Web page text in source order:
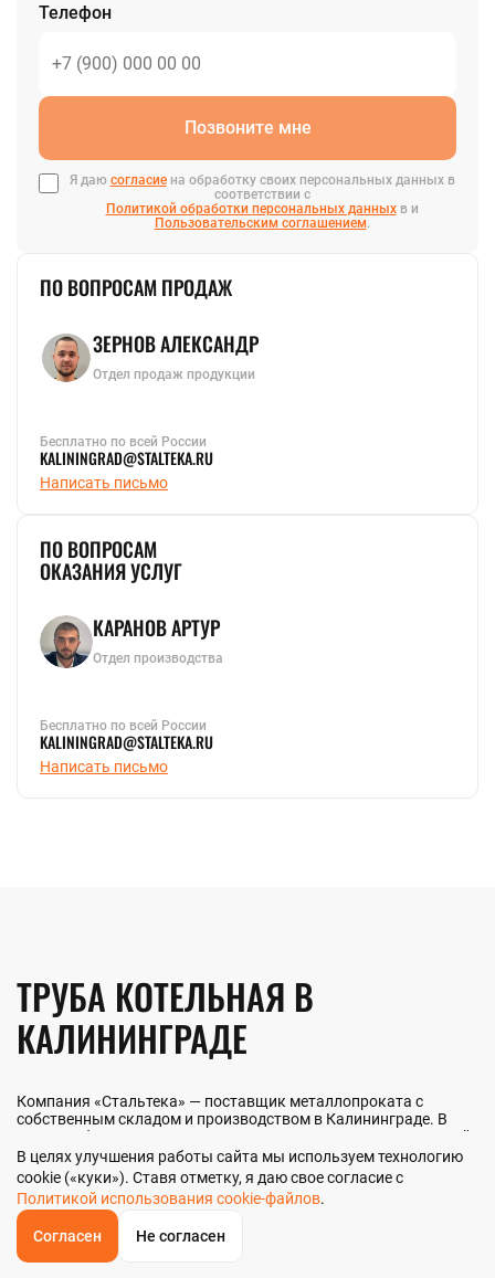
ОБРАТНЫЙЗВОНОК
Телефон
Позвоните мне
Я даю согласиена обработку своих персональных данных в
соответствии с
Политикой обработки персональных данныхв и
Пользовательским соглашением.
ПО ВОПРОСАМ ПРОДАЖ
ЗЕРНОВ АЛЕКСАНДР
Отдел продаж продукции
Бесплатно по всей России
KALININGRAD@STALTEKA.RU
Написать письмо
ПО ВОПРОСАМ
ОКАЗАНИЯ УСЛУГ
КАРАНОВ АРТУР
Отдел производства
Бесплатно по всей России
KALININGRAD@STALTEKA.RU
Написать письмо
ТРУБА КОТЕЛЬНАЯ В
КАЛИНИНГРАДЕ
Компания «Стальтека» — поставщик металлопроката с
собственным складом и производством в Калининграде. В
наличии более 130 видов металлопроката и 70 наименований
металлоизделий — черный, цветной и нержавеющий прокат
любых типоразмеров. Мы реализуем трубу котельную как
оптом, так и в розницу прямо со склада из наличия или под
заказ. Контроль качества на всех этапах — от входного
анализа до отгрузки.
Главная
В целях улучшения работы сайта мы используем технологию
cookie («куки»). Ставя отметку, я даю свое согласие с
Политикой использования cookie-файлов.
Согласен Не согласен